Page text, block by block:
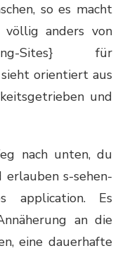
so es macht
völlig anders von
Dating-Sites} für
orientiert aus
und
nach unten, du
s-sehen-
application. Es
an die
eine dauerhafte